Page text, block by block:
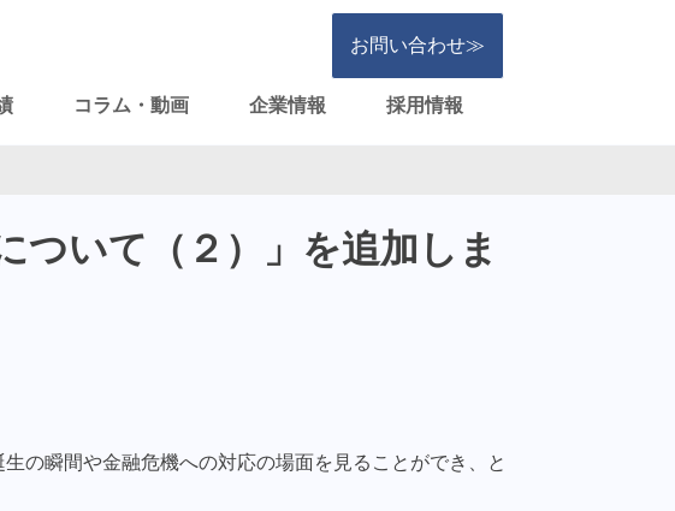
お問い合わせ≫
コラム・動画 企業情報 採用情報
ついて（２）」を追加しま
の瞬間や金融危機への対応の場面を見ることができ、と